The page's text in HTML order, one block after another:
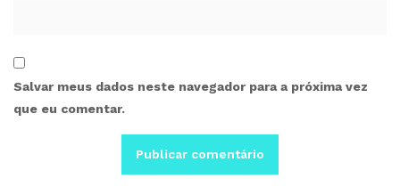
Salvar meus dados neste navegador para a próxima vez
que eu comentar.